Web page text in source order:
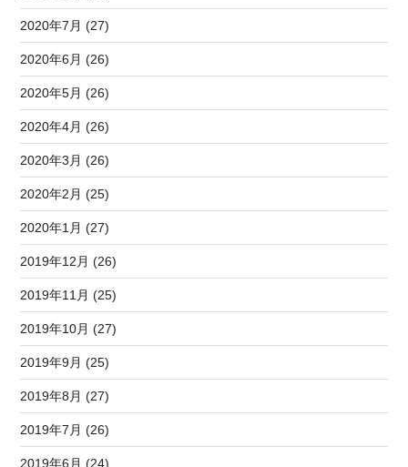
2020年7月 (27)
2020年6月 (26)
2020年5月 (26)
2020年4月 (26)
2020年3月 (26)
2020年2月 (25)
2020年1月 (27)
2019年12月 (26)
2019年11月 (25)
2019年10月 (27)
2019年9月 (25)
2019年8月 (27)
2019年7月 (26)
2019年6月 (24)